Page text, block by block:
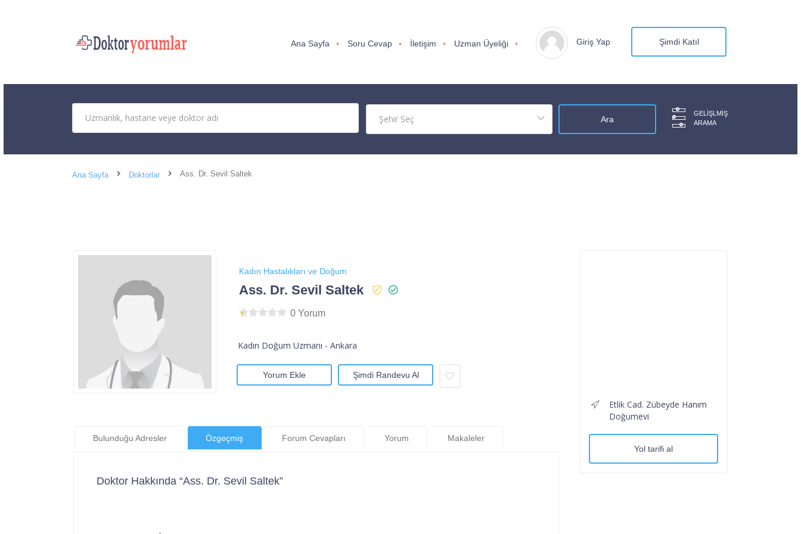
Ana Sayfa Soru Cevap İletişim Uzman Üyeliği Giriş Yap Şimdi Katıl
GELIŞLMIŞ
ARAMA
Ana Sayfa Doktorlar Ass. Dr. Sevil Saltek
Kadın Hastalıkları ve Doğum
Ass. Dr. Sevil Saltek
0 Yorum
Kadın Doğum Uzmanı - Ankara
Yorum Ekle Şimdi Randevu Al
Bulunduğu Adresler Özgeçmiş Forum Cevapları Yorum Makaleler
Doktor Hakkında “Ass. Dr. Sevil Saltek”
Etlik Cad. Zübeyde Hanım
Doğumevi
Yol tarifi al